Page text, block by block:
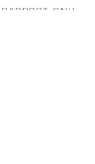
ONU